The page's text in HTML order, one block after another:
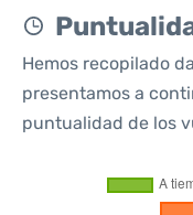
Hemos recopilado
presentamos a
puntualidad de los